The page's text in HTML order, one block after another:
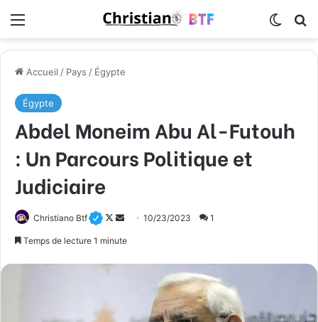
Accueil / Pays / Égypte
Égypte
Abdel Moneim Abu Al-Futouh
: Un Parcours Politique et
Judiciaire
Christiano Btf
F
10/23/2023 1
Temps de lecture 1 minute